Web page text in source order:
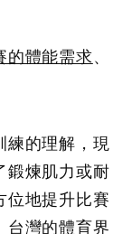
的體能需求、
練的理解，現
鍛煉肌力或耐
位地提升比賽
台灣的體育界